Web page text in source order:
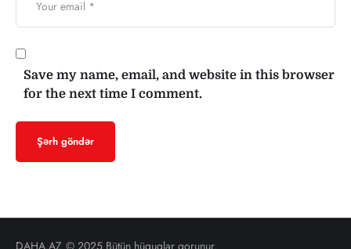
Save my name, email, and website in this browser
for the next time I comment.